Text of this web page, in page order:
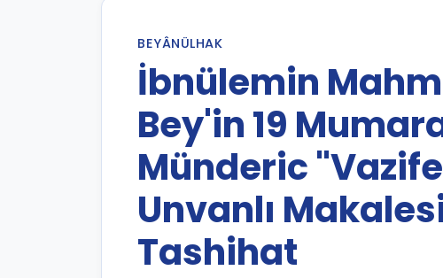
BEYÂNÜLHAK
İbnülemin
Bey'in 19
Münderic
Unvanlı
Tashihat